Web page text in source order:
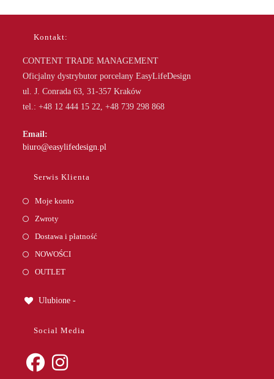
Kontakt:
CONTENT TRADE MANAGEMENT
Oficjalny dystrybutor porcelany EasyLifeDesign
ul. J. Conrada 63, 31-357 Kraków
tel.: +48 12 444 15 22, +48 739 298 868
Email:
biuro@easylifedesign.pl
Serwis Klienta
Moje konto
Zwroty
Dostawa i płatność
NOWOŚCI
OUTLET
Ulubione -
Social Media